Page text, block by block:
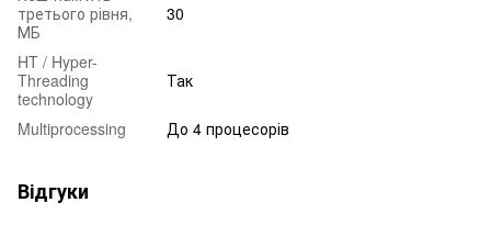
третього рівня,
МБ
30
HT / Hyper-
Threading
technology
Так
Multiprocessing До 4 процесорів
Відгуки